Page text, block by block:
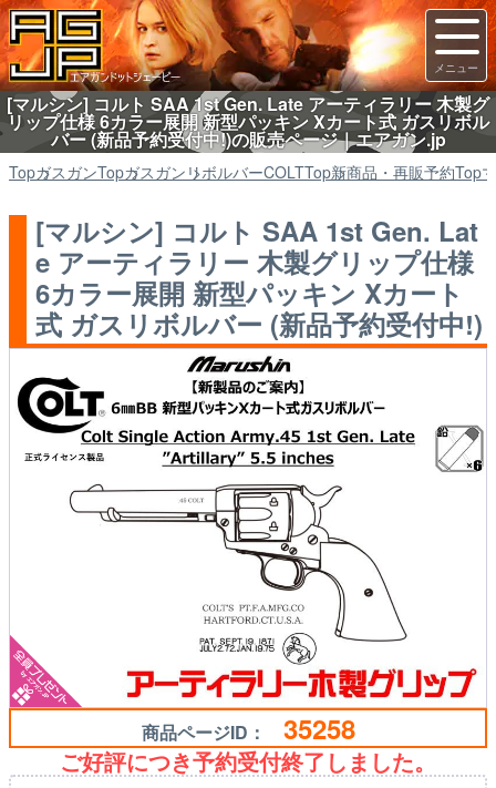
[マルシン] コルト SAA 1st Gen. Late アーティラリー 木製グ
リップ仕様 6カラー展開 新型パッキン Xカート式 ガスリボル
バー (新品予約受付中!)の販売ページ｜エアガン.jp
TopガスガンTopガスガン リボルバーCOLTTop新商品・再販予約Top
[マルシン] コルト SAA 1st Gen. Lat
e アーティラリー 木製グリップ仕様
6カラー展開 新型パッキン Xカート
式 ガスリボルバー (新品予約受付中!)
商品ページID： 35258
ご好評につき予約受付終了しました。